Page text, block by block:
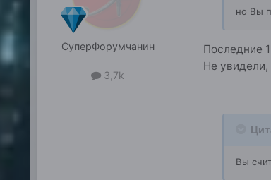
СуперФорумчанин
3,7k
но Вы
Последние
Не увидели,
Вы